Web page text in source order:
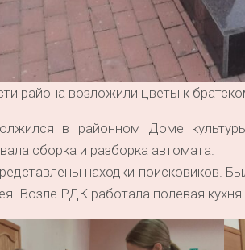
района возложили цветы к
в районном Доме
сборка и разборка автомата.
находки поисковиков.
Возле РДК работала полевая кухня.